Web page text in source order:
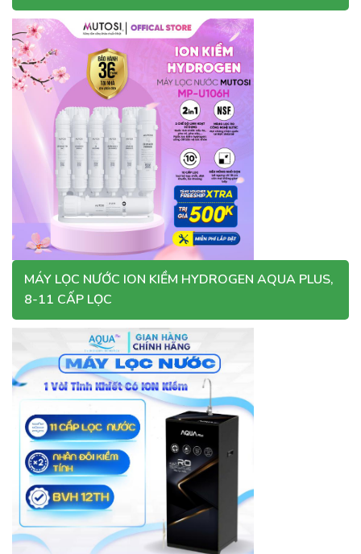
MÁY LỌC NƯỚC ION KIỀM HYDROGEN AQUA PLUS,
8-11 CẤP LỌC